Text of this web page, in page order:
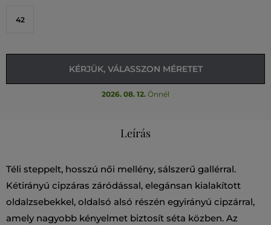
42
KÉRJÜK, VÁLASSZON MÉRETET
2026. 08. 12. Önnél
Leírás
Téli steppelt, hosszú női mellény, sálszerű gallérral.
Kétirányú cipzáras záródással, elegánsan kialakított
oldalzsebekkel, oldalsó alsó részén egyirányú cipzárral,
amely nagyobb kényelmet biztosít séta közben. Az